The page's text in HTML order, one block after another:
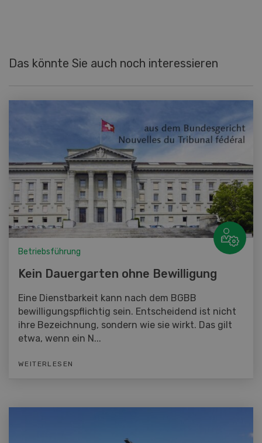
Das könnte Sie auch noch interessieren
Betriebsführung
Kein Dauergarten ohne Bewilligung
Eine Dienstbarkeit kann nach dem BGBB
bewilligungspflichtig sein. Entscheidend ist nicht
ihre Bezeichnung, sondern wie sie wirkt. Das gilt
etwa, wenn ein N...
WEITERLESEN